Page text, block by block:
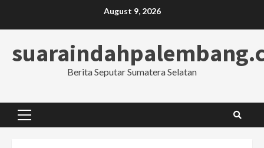
August 9, 2026
Berita Seputar Sumatera Selatan
Primary